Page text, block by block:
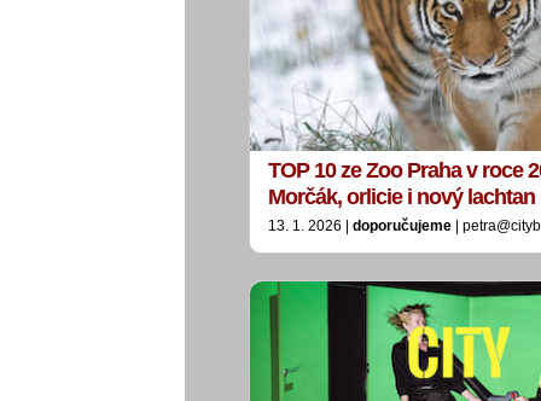
TOP 10 ze Zoo Praha v roce
Morčák, orlicie i nový lachtan
13. 1. 2026 | doporučujeme |